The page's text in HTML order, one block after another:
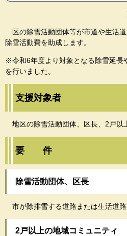
区の除雪活動団体等が市道や生活道
除雪活動費を助成します。
※令和6年度より対象となる除雪延長
を行いました。
支援対象者
地区の除雪活動団体、区長、2戸以
要 件
除雪活動団体、区長
市が除排雪する道路または生活道路
2戸以上の地域コミュニティ